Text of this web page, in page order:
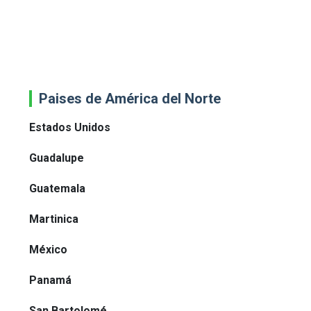
Paises de América del Norte
Estados Unidos
Guadalupe
Guatemala
Martinica
México
Panamá